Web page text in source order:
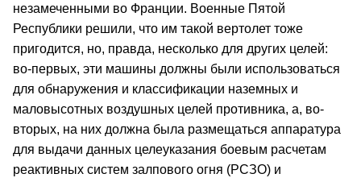
незамеченными во Франции. Военные Пятой
Республики решили, что им такой вертолет тоже
пригодится, но, правда, несколько для других целей:
во-первых, эти машины должны были использоваться
для обнаружения и классификации наземных и
маловысотных воздушных целей противника, а, во-
вторых, на них должна была размещаться аппаратура
для выдачи данных целеуказания боевым расчетам
реактивных систем залпового огня (РСЗО) и